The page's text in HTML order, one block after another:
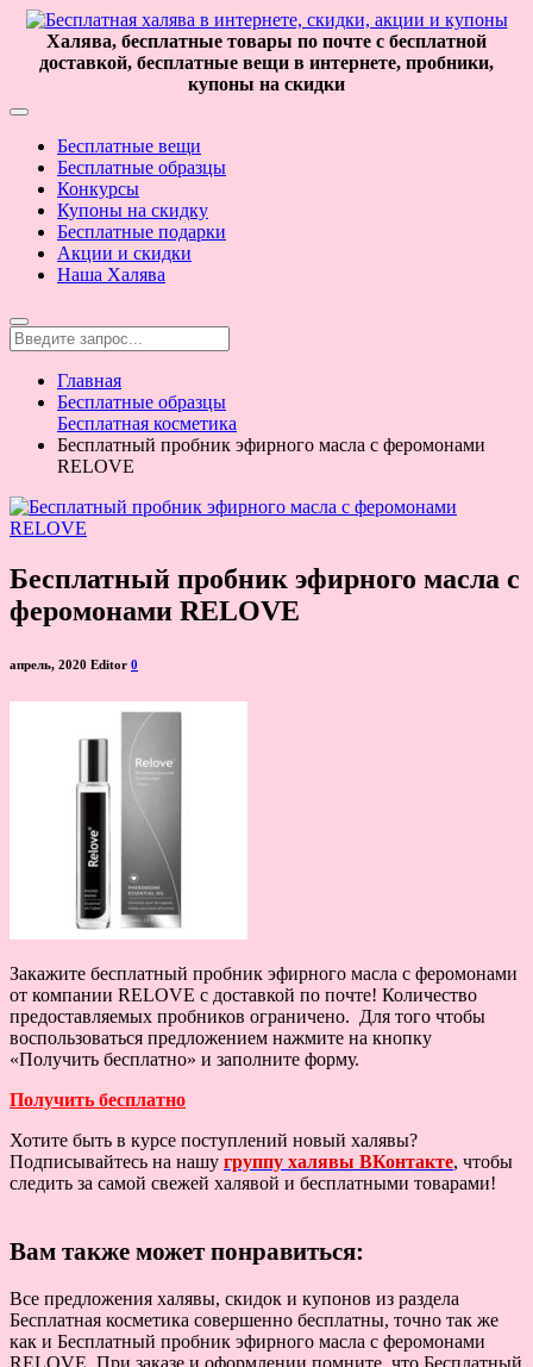
Халява, бесплатные товары по почте с бесплатной
доставкой, бесплатные вещи в интернете, пробники,
купоны на скидки
Бесплатные вещи
Бесплатные образцы
Конкурсы
Купоны на скидку
Бесплатные подарки
Акции и скидки
Наша Халява
Главная
Бесплатные образцы
Бесплатная косметика
Бесплатный пробник эфирного масла с феромонами
RELOVE
Бесплатный пробник эфирного масла с
феромонами RELOVE
апрель, 2020 Editor 0
Закажите бесплатный пробник эфирного масла с феромонами
от компании RELOVE с доставкой по почте! Количество
предоставляемых пробников ограничено. Для того чтобы
воспользоваться предложением нажмите на кнопку
«Получить бесплатно» и заполните форму.
Получить бесплатно
Хотите быть в курсе поступлений новый халявы?
Подписывайтесь на нашу группу халявы ВКонтакте, чтобы
следить за самой свежей халявой и бесплатными товарами!
Вам также может понравиться:
Все предложения халявы, скидок и купонов из раздела
Бесплатная косметика совершенно бесплатны, точно так же
как и Бесплатный пробник эфирного масла с феромонами
RELOVE. При заказе и оформлении помните, что Бесплатный